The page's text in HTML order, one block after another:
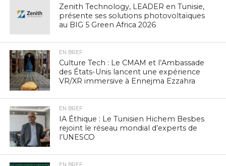
Zenith Technology, LEADER en Tunisie,
présente ses solutions photovoltaïques
au BIG 5 Green Africa 2026
EN BREF
Culture Tech : Le CMAM et l’Ambassade
des États-Unis lancent une expérience
VR/XR immersive à Ennejma Ezzahra
EN BREF
IA Éthique : Le Tunisien Hichem Besbes
rejoint le réseau mondial d’experts de
l’UNESCO
EN BREF